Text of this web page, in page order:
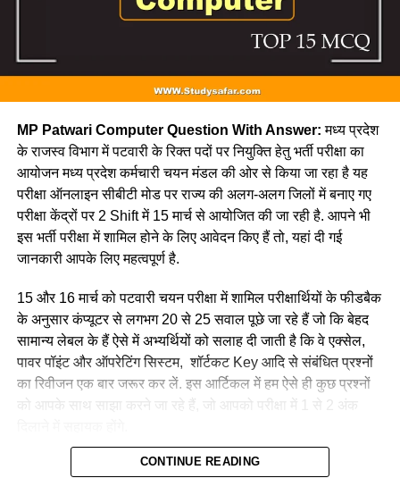
MP Patwari Computer Question With Answer: मध्य प्रदेश
के राजस्व विभाग में पटवारी के रिक्त पदों पर नियुक्ति हेतु भर्ती परीक्षा का
आयोजन मध्य प्रदेश कर्मचारी चयन मंडल की ओर से किया जा रहा है यह
परीक्षा ऑनलाइन सीबीटी मोड पर राज्य की अलग-अलग जिलों में बनाए गए
परीक्षा केंद्रों पर 2 Shift में 15 मार्च से आयोजित की जा रही है. आपने भी
इस भर्ती परीक्षा में शामिल होने के लिए आवेदन किए हैं तो, यहां दी गई
जानकारी आपके लिए महत्वपूर्ण है.
15 और 16 मार्च को पटवारी चयन परीक्षा में शामिल परीक्षार्थियों के फीडबैक
के अनुसार कंप्यूटर से लगभग 20 से 25 सवाल पूछे जा रहे हैं जो कि बेहद
सामान्य लेबल के हैं ऐसे में अभ्यर्थियों को सलाह दी जाती है कि वे एक्सेल,
पावर पॉइंट और ऑपरेटिंग सिस्टम, शॉर्टकट Key आदि से संबंधित प्रश्नों
का रिवीजन एक बार जरूर कर लें. इस आर्टिकल में हम ऐसे ही कुछ प्रश्नों
को आपके साथ साझा करने जा रहे हैं, जो आपको परीक्षा में 1 से 2 अंक
पटवारी भर्ती परीक्षा में कंप्यूटर से पूछे जाने वाले बेहद
CONTINUE READING